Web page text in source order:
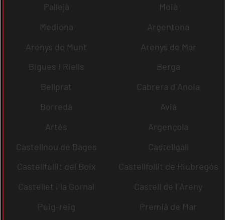
Pallejà
Moià
Mediona
Argentona
Arenys de Munt
Arenys de Mar
Bigues i Riells
Berga
Bellprat
Cabrera d´Anoia
Borredà
Avià
Artés
Argençola
Castellnou de Bages
Castellgalí
Castellfullit del Boix
Castellfollit de Riubregós
Castellet i la Gornal
Castell de l´Areny
Puig-reig
Premià de Mar